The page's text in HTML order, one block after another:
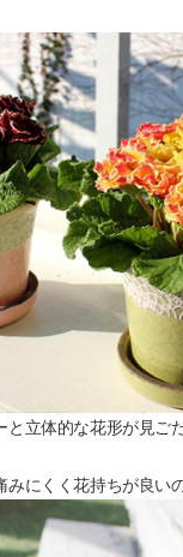
と立体的な花形が見ご
にくく花持ちが良い